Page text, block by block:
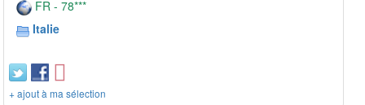
FR - 78***
Italie
+ ajout à ma sélection